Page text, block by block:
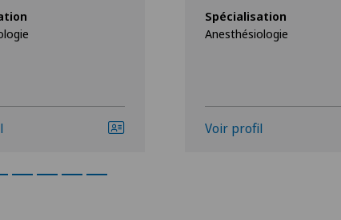
Spécialisation
Anesthésiologie
Voir profil